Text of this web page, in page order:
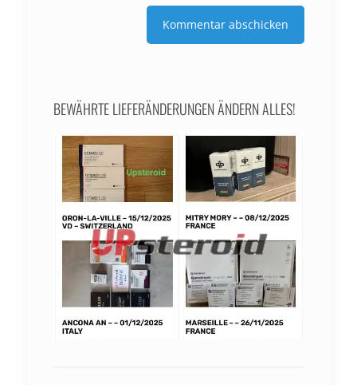
BEWÄHRTE LIEFERÄNDERUNGEN ÄNDERN ALLES!